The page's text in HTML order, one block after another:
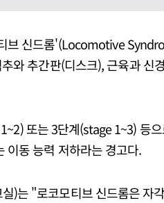
브 신드롬'(Locomotive
와 추간판(디스크), 근육과 신
또는 3단계(stage 1~3) 등
이동 능력 저하라는 경고다.
)는 "로코모티브 신드롬은 자